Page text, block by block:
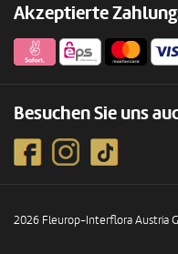
Akzeptierte
Besuchen Sie uns
2026 Fleurop-Interflora Austria